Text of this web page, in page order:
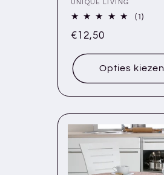
eVerkoper:
UNIQUE LIVING
(1)
Normale
€12,50
Opties kiezen